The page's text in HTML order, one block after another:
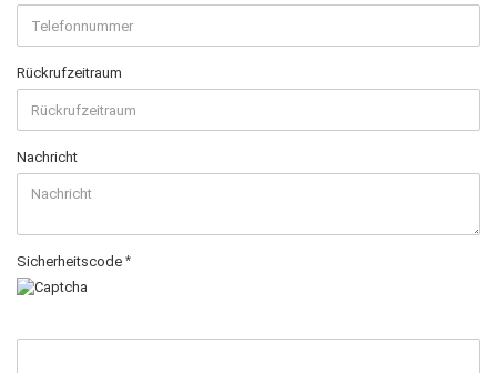
Rückrufzeitraum
Nachricht
Sicherheitscode